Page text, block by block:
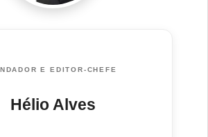
E EDITOR-CHEFE
Hélio Alves